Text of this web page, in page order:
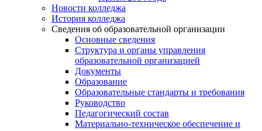
Новости колледжа
История колледжа
Сведения об образовательной организации
Основные сведения
Структура и органы управления
образовательной организацией
Документы
Образование
Образовательные стандарты и требования
Руководство
Педагогический состав
Материально-техническое обеспечение и